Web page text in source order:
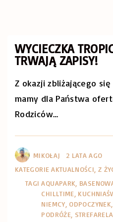
WYCIECZKA
TRWAJĄ ZAPISY!
Z okazji zbliżającego
mamy dla Państwa
Rodziców…
MIKOŁAJ
2 LATA AGO
KATEGORIE AKTUALNOŚCI Z
TAGI AQUAPARK
CHILLTIME
NIEMCY ODPOCZYNEK
PODRÓŻE